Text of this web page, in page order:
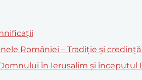
României – Tradiție și
în Ierusalim și începutul